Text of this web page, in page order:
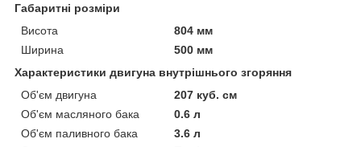
Габаритні розміри
Висота
804 мм
Ширина
500 мм
Характеристики двигуна внутрішнього згоряння
Об'єм двигуна
207 куб. см
Об'єм масляного бака
0.6 л
Об'єм паливного бака
3.6 л